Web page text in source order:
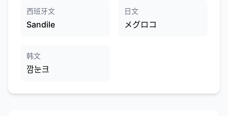
西班牙文
Sandile
日文
メグロコ
韩文
깜눈크